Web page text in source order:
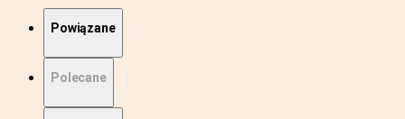
Powiązane
Polecane